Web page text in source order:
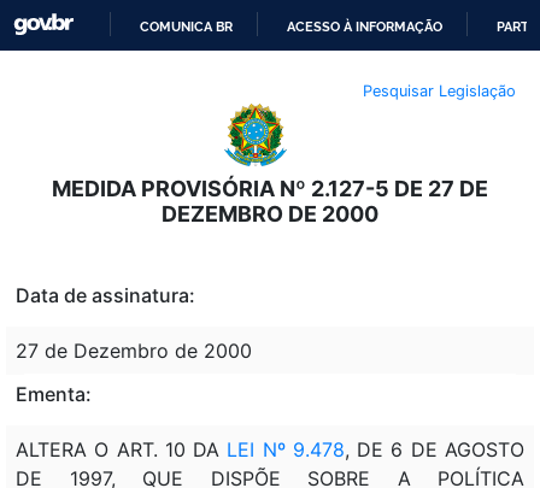
O
CONTEÚDO
COMUNICA BR ACESSO À INFORMAÇÃO
Pesquisar Legislação
MEDIDA PROVISÓRIA Nº 2.127-5 DE 27 DE
DEZEMBRO DE 2000
Data de assinatura:
27 de Dezembro de 2000
Ementa:
ALTERA O ART. 10 DA LEI Nº 9.478, DE 6 DE AGOSTO
DE 1997, QUE DISPÕE SOBRE A POLÍTICA